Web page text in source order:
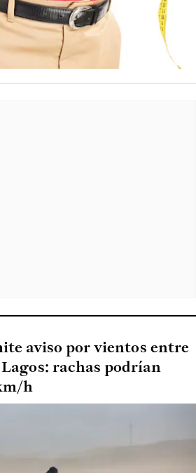
aviso por vientos entre
rachas podrían
h